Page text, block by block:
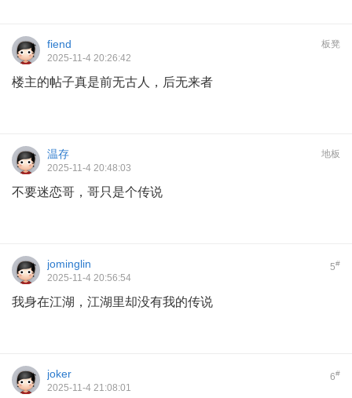
板凳
fiend
2025-11-4 20:26:42
楼主的帖子真是前无古人，后无来者
地板
温存
2025-11-4 20:48:03
不要迷恋哥，哥只是个传说
5#
jominglin
2025-11-4 20:56:54
我身在江湖，江湖里却没有我的传说
6#
joker
2025-11-4 21:08:01